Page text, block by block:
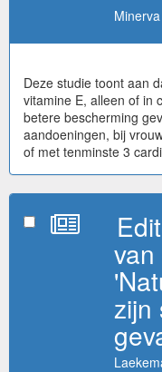
Deze studie toont aan
vitamine E, alleen of in
betere bescherming
aandoeningen, bij
of met tenminste 3
zijn